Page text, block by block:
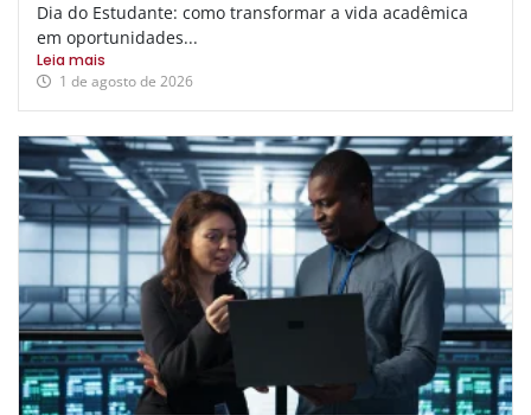
Dia do Estudante: como transformar a vida acadêmica
em oportunidades...
Leia mais
1 de agosto de 2026